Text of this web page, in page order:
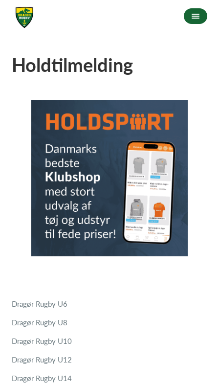
Holdtilmelding
Dragør Rugby U6
Dragør Rugby U8
Dragør Rugby U10
Dragør Rugby U12
Dragør Rugby U14